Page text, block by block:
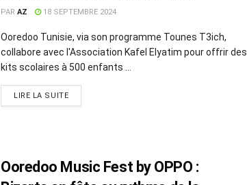
l’association Kafel Elyatim les
préparatifs de la rentrée scolaire
PAR AZ 18 SEPTEMBRE 2024
Ooredoo Tunisie, via son programme Tounes T3ich,
collabore avec l'Association Kafel Elyatim pour offrir des
kits scolaires à 500 enfants ...
LIRE LA SUITE
Ooredoo Music Fest by OPPO :